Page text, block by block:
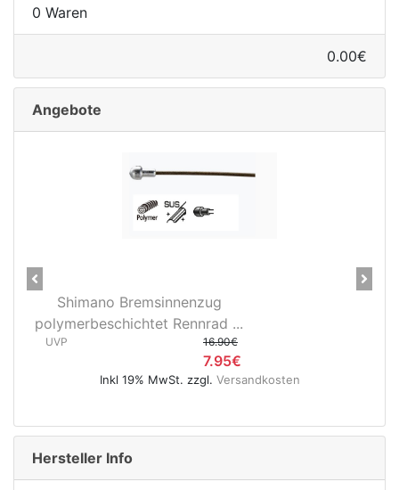
0 Waren
0.00€
Angebote
Bremsinnenzug
Rennrad ...
Inkl 19% MwSt. zzgl.Versandkosten
Previous Next
Hersteller Info